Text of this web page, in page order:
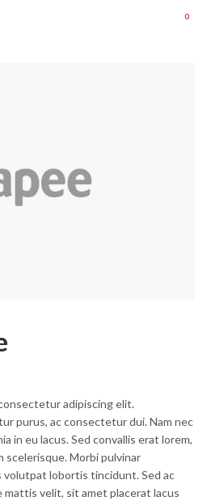
0
adipiscing elit.
purus, ac consectetur dui. Nam nec
in eu lacus. Sed convallis erat lorem,
scelerisque. Morbi pulvinar
volutpat lobortis tincidunt. Sed ac
velit, sit amet placerat lacus